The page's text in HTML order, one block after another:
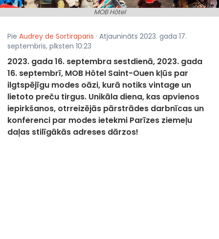
MOB Hôtel
Pie Audrey de Sortiraparis · Atjaunināts 2023. gada 17.
septembris, plksten 10:23
2023. gada 16. septembra sestdienā, 2023. gada
16. septembrī, MOB Hôtel Saint-Ouen kļūs par
ilgtspējīgu modes oāzi, kurā notiks vintage un
lietoto preču tirgus. Unikāla diena, kas apvienos
iepirkšanos, otrreizējās pārstrādes darbnīcas un
konferenci par modes ietekmi Parīzes ziemeļu
daļas stilīgākās adreses dārzos!